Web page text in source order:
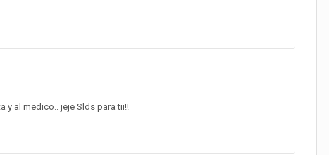
y al medico.. jeje Slds para tii!!